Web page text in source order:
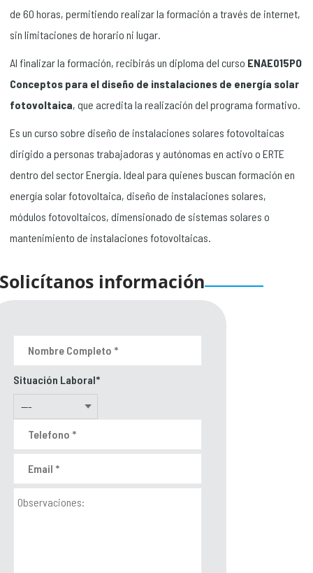
de 60 horas, permitiendo realizar la formación a través de internet,
sin limitaciones de horario ni lugar.
Al finalizar la formación, recibirás un diploma del curso ENAE015PO
Conceptos para el diseño de instalaciones de energía solar
fotovoltaica, que acredita la realización del programa formativo.
Es un curso sobre diseño de instalaciones solares fotovoltaicas
dirigido a personas trabajadoras y autónomas en activo o ERTE
dentro del sector Energía. Ideal para quienes buscan formación en
energía solar fotovoltaica, diseño de instalaciones solares,
módulos fotovoltaicos, dimensionado de sistemas solares o
mantenimiento de instalaciones fotovoltaicas.
Solicítanos información
Situación Laboral*